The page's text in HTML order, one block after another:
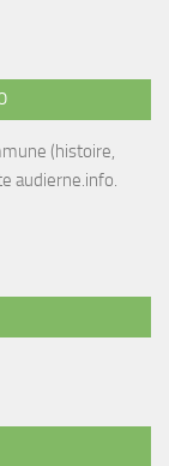
(histoire,
audierne.info.